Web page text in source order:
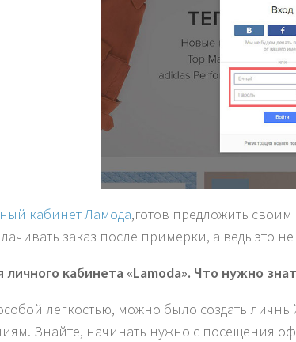
кабинет Ламода,готов предложить
заказ после примерки, а ведь это
личного кабинета «Lamoda». Что нужно
легкостью, можно было создать
Знайте, начинать нужно с посещения